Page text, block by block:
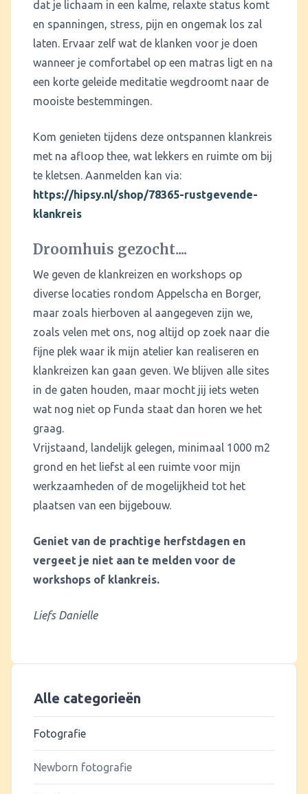
dat je lichaam in een kalme, relaxte status komt
en spanningen, stress, pijn en ongemak los zal
laten. Ervaar zelf wat de klanken voor je doen
wanneer je comfortabel op een matras ligt en na
een korte geleide meditatie wegdroomt naar de
mooiste bestemmingen.
Kom genieten tijdens deze ontspannen klankreis
met na afloop thee, wat lekkers en ruimte om bij
te kletsen. Aanmelden kan via:
https://hipsy.nl/shop/78365-rustgevende-
klankreis
Droomhuis gezocht....
We geven de klankreizen en workshops op
diverse locaties rondom Appelscha en Borger,
maar zoals hierboven al aangegeven zijn we,
zoals velen met ons, nog altijd op zoek naar die
fijne plek waar ik mijn atelier kan realiseren en
klankreizen kan gaan geven. We blijven alle sites
in de gaten houden, maar mocht jij iets weten
wat nog niet op Funda staat dan horen we het
graag.
Vrijstaand, landelijk gelegen, minimaal 1000 m2
grond en het liefst al een ruimte voor mijn
werkzaamheden of de mogelijkheid tot het
plaatsen van een bijgebouw.
Geniet van de prachtige herfstdagen en
vergeet je niet aan te melden voor de
workshops of klankreis.
Liefs Danielle
Alle categorieën
Fotografie
Newborn fotografie